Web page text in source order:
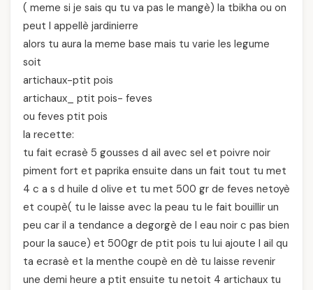
( meme si je sais qu tu va pas le mangè) la tbikha ou on
peut l appellè jardinierre
alors tu aura la meme base mais tu varie les legume
soit
artichaux-ptit pois
artichaux_ ptit pois- feves
ou feves ptit pois
la recette:
tu fait ecrasè 5 gousses d ail avec sel et poivre noir
piment fort et paprika ensuite dans un fait tout tu met
4 c a s d huile d olive et tu met 500 gr de feves netoyè
et coupè( tu le laisse avec la peau tu le fait bouillir un
peu car il a tendance a degorgè de l eau noir c pas bien
pour la sauce) et 500gr de ptit pois tu lui ajoute l ail qu
ta ecrasè et la menthe coupè en dè tu laisse revenir
une demi heure a ptit ensuite tu netoit 4 artichaux tu